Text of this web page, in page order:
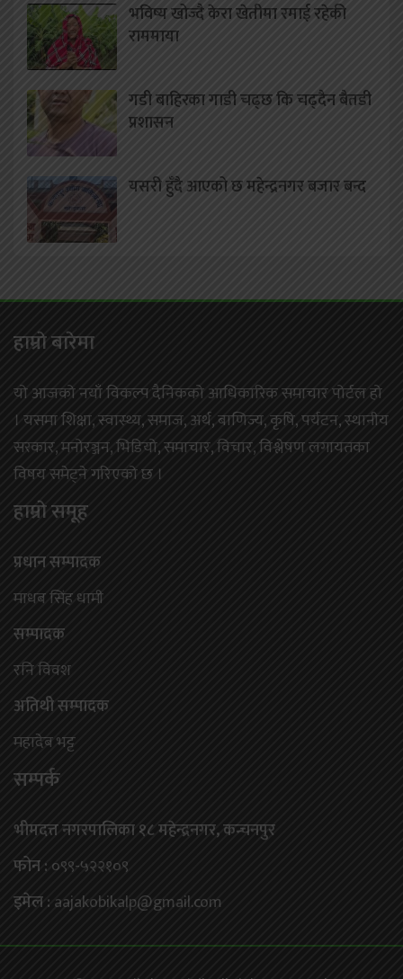
भविष्य खोज्दै केरा खेतीमा रमाई रहेकी
राममाया
गडी बाहिरका गाडी चढ्छ कि चढ्दैन बैतडी
प्रशासन
यसरी हुँदै आएको छ महेन्द्रनगर बजार बन्द
हाम्राे बारेमा
यो आजको नयाँ विकल्प दैनिकको आधिकारिक समाचार पोर्टल हो
। यसमा शिक्षा, स्वास्थ्य, समाज, अर्थ, बाणिज्य, कृषि, पर्यटन, स्थानीय
सरकार, मनोरञ्जन, भिडियो, समाचार, विचार, विश्लेषण लगायतका
विषय समेट्ने गरिएको छ ।
हाम्राे समूह
प्रधान सम्पादक
माधब सिंह धामी
सम्पादक
रनि विवश
अतिथी सम्पादक
महादेब भट्ट
सम्पर्क
भीमदत्त नगरपालिका १८ महेन्द्रनगर, कन्चनपुर
फोन : ०९९-५२२१०९
इमेल : aajakobikalp@gmail.com